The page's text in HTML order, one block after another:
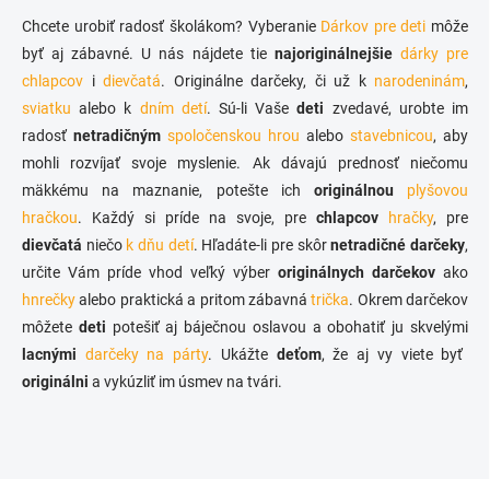
c
p
r
v
y
v
ý
p
i
s
u
k
o
v
a
n
i
e
Chcete urobiť radosť školákom? Vyberanie Dárkov pre deti môže
byť aj zábavné. U nás nájdete tie najoriginálnejšie dárky pre
chlapcov i dievčatá. Originálne darčeky, či už k narodeninám,
sviatku alebo k dním detí. Sú-li Vašedeti zvedavé, urobte im
radosť netradičným spoločenskou hrou alebo stavebnicou, aby
mohli rozvíjať svoje myslenie. Ak dávajú prednosť niečomu
mäkkému na maznanie, potešte ich originálnou
plyšovou
hračkou. Každý si príde na svoje, pre chlapcov hračky, pre
dievčatá niečo k dňu detí. Hľadáte-li pre skôrnetradičné darčeky,
určite Vám príde vhod veľký výber originálnych darčekov ako
hnrečkyalebo praktická a pritom zábavnátrička. Okrem darčekov
môžete deti potešiť aj báječnou oslavou a obohatiť ju skvelými
lacnými darčeky na párty. Ukážte deťom, že aj vy viete byť
originálni a vykúzliť im úsmev na tvári.